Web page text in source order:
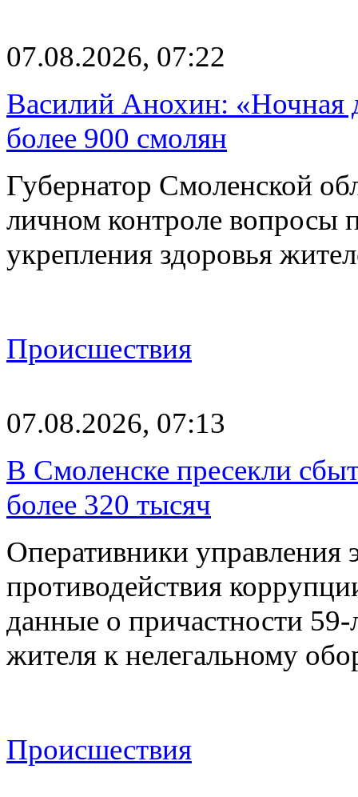
07.08.2026, 07:22
Василий Анохин: «Ночная
более 900 смолян
Губернатор Смоленской
личном контроле вопросы
укрепления здоровья
Происшествия
07.08.2026, 07:13
В Смоленске пресекли
более 320 тысяч
Оперативники управления
противодействия
данные о причастности 59-
жителя к нелегальному
Происшествия